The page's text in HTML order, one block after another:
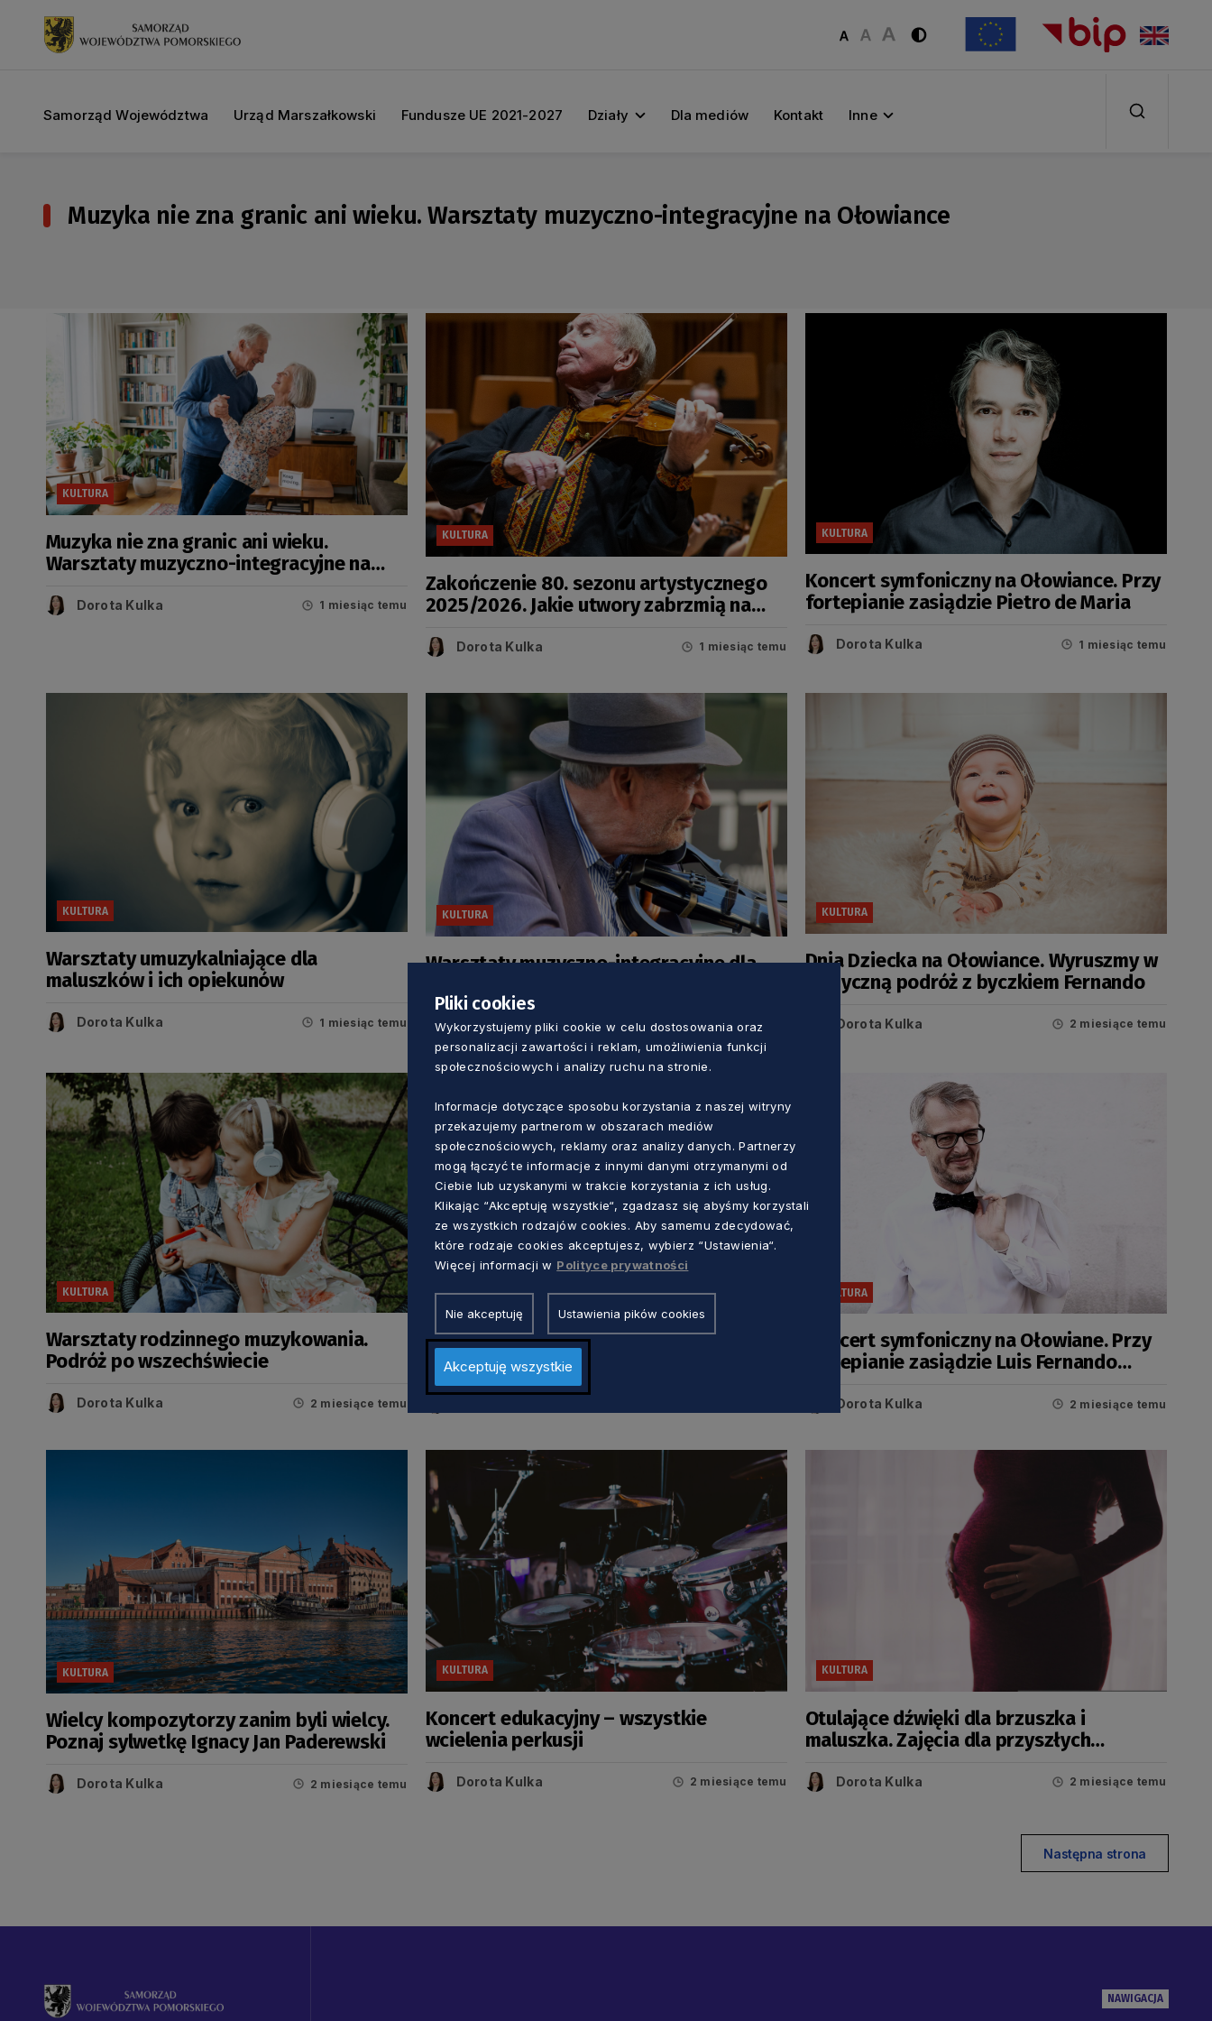
Samorząd Województwa Urząd Marszałkowski Fundusze UE 2021-2027 Działy Dla mediów Kontakt Inne
Muzyka nie zna granic ani wieku. Warsztaty muzyczno-integracyjne na Ołowiance
KULTURA
Muzyka nie zna granic ani wieku.
Warsztaty muzyczno-integracyjne na
Dorota Kulka 1 miesiąc temu
KULTURA
Zakończenie 80. sezonu artystycznego
2025/2026. Jakie utwory zabrzmią na
Dorota Kulka 1 miesiąc temu
KULTURA
Koncert symfoniczny na Ołowiance. Przy
fortepianie zasiądzie Pietro de Maria
Dorota Kulka 1 miesiąc temu
KULTURA
Warsztaty umuzykalniające dla
maluszków i ich opiekunów
Dorota Kulka 1 miesiąc temu
KULTURA
Warsztaty muzyczno-integracyjne dla
Dorota Kulka 2 miesiące temu
KULTURA
Dnia Dziecka na Ołowiance. Wyruszmy w
muzyczną podróż z byczkiem Fernando
Dorota Kulka 2 miesiące temu
KULTURA
Warsztaty rodzinnego muzykowania.
Podróż po wszechświecie
Dorota Kulka 2 miesiące temu
KULTURA
Koncert familijny – poznaj możliwości
akordeonu
KULTURA
Koncert symfoniczny na Ołowiane. Przy
fortepianie zasiądzie Luis Fernando
Dorota Kulka 2 miesiące temu
KULTURA
Wielcy kompozytorzy zanim byli wielcy.
Poznaj sylwetkę Ignacy Jan Paderewski
Dorota Kulka 2 miesiące temu
KULTURA
Koncert edukacyjny – wszystkie
wcielenia perkusji
Dorota Kulka 2 miesiące temu
KULTURA
Otulające dźwięki dla brzuszka i
maluszka. Zajęcia dla przyszłych
Dorota Kulka 2 miesiące temu
Następna strona
NAWIGACJA
Pliki cookies
Wykorzystujemy pliki cookie w celu dostosowania oraz
personalizacji zawartości i reklam, umożliwienia funkcji
społecznościowych i analizy ruchu na stronie.
Informacje dotyczące sposobu korzystania z naszej witryny
przekazujemy partnerom w obszarach mediów
społecznościowych, reklamy oraz analizy danych. Partnerzy
mogą łączyć te informacje z innymi danymi otrzymanymi od
Ciebie lub uzyskanymi w trakcie korzystania z ich usług.
Klikając “Akceptuję wszystkie“, zgadzasz się abyśmy korzystali
ze wszystkich rodzajów cookies. Aby samemu zdecydować,
które rodzaje cookies akceptujesz, wybierz “Ustawienia“.
Więcej informacji w Polityce prywatności
Nie akceptuję Ustawienia pików cookies
Akceptuję wszystkie